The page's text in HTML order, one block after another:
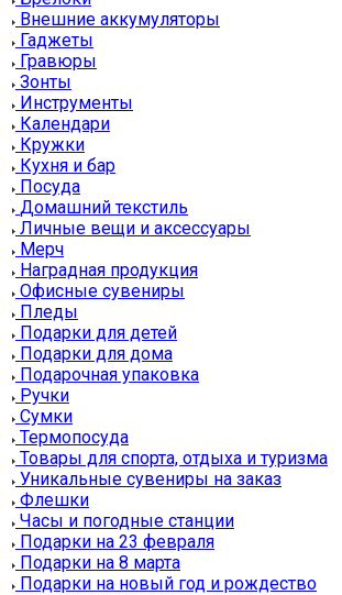
Внешние аккумуляторы
Гаджеты
Гравюры
Зонты
Инструменты
Календари
Кружки
Кухня и бар
Посуда
Домашний текстиль
Личные вещи и аксессуары
Мерч
Наградная продукция
Офисные сувениры
Пледы
Подарки для детей
Подарки для дома
Подарочная упаковка
Ручки
Сумки
Термопосуда
Товары для спорта, отдыха и туризма
Уникальные сувениры на заказ
Флешки
Часы и погодные станции
Подарки на 23 февраля
Подарки на 8 марта
Подарки на новый год и рождество